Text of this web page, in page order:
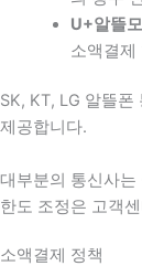
U+알뜰
소액결제
SK, KT, LG 알뜰
제공합니다.
대부분의 통신사
한도 조정은 고객
소액결제 정책